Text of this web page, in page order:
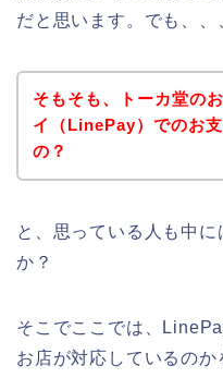
だと思います。でも、、
そもそも、トーカ堂の
イ（LinePay）でのお
の？
と、思っている人も中
か？
そこでここでは、
お店が対応しているの